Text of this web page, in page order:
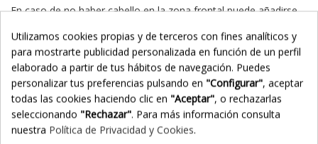
En caso de no haber cabello en la zona frontal puede añadirse
FIBRA DE ALTA TEMPERATURA
Las ventajas que nos aporta esta fibra son:
- Aspecto totalmentenatural.
- Su mantenimiento es máscómodo que el de una pieza de
cabello natural.
Utilizamos cookies propias y de terceros con fines analíticos y
para mostrarte publicidad personalizada en función de un perfil
elaborado a partir de tus hábitos de navegación. Puedes
personalizar tus preferencias pulsando en "Configurar", aceptar
todas las cookies haciendo clic en "Aceptar", o rechazarlas
seleccionando "Rechazar". Para más información consulta
nuestra Política de Privacidad y Cookies.